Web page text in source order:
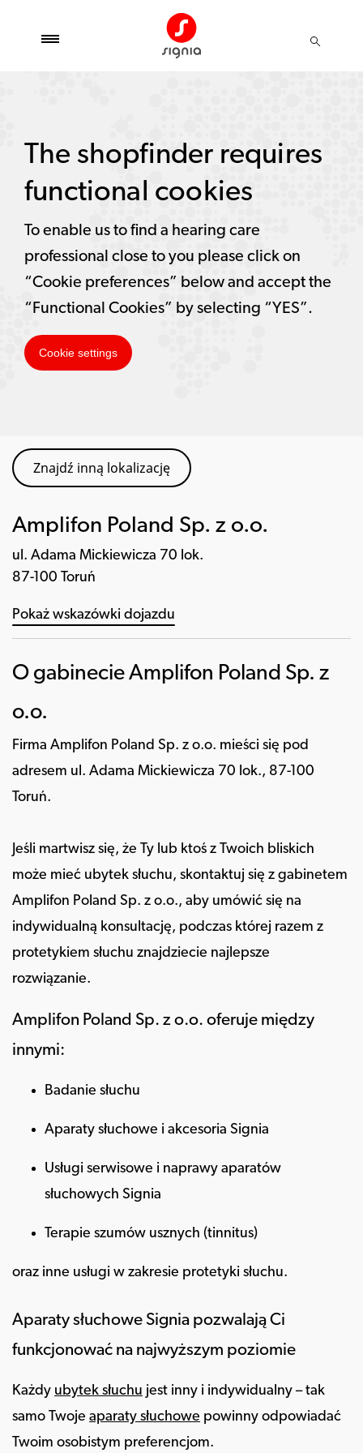
Znajdź inną lokalizację
Amplifon Poland Sp. z o.o.
ul. Adama Mickiewicza 70 lok.
87-100 Toruń
Pokaż wskazówki dojazdu
O gabinecie Amplifon Poland Sp. z
o.o.
Firma Amplifon Poland Sp. z o.o. mieści się pod
adresem ul. Adama Mickiewicza 70 lok., 87-100
Toruń.
Jeśli martwisz się, że Ty lub ktoś z Twoich bliskich
może mieć ubytek słuchu, skontaktuj się z gabinetem
Amplifon Poland Sp. z o.o., aby umówić się na
indywidualną konsultację, podczas której razem z
protetykiem słuchu znajdziecie najlepsze
rozwiązanie.
Amplifon Poland Sp. z o.o. oferuje między
innymi:
Badanie słuchu
Aparaty słuchowe i akcesoria Signia
Usługi serwisowe i naprawy aparatów
słuchowych Signia
Terapie szumów usznych (tinnitus)
oraz inne usługi w zakresie protetyki słuchu.
Aparaty słuchowe Signia pozwalają Ci
funkcjonować na najwyższym poziomie
Każdy ubytek słuchu jest inny i indywidualny – tak
samo Twoje aparaty słuchowe powinny odpowiadać
Twoim osobistym preferencjom.
The shopfinder requires
functional cookies
To enable us to find a hearing care
professional close to you please click on
“Cookie preferences” below and accept the
“Functional Cookies” by selecting “YES”.
Cookie settings